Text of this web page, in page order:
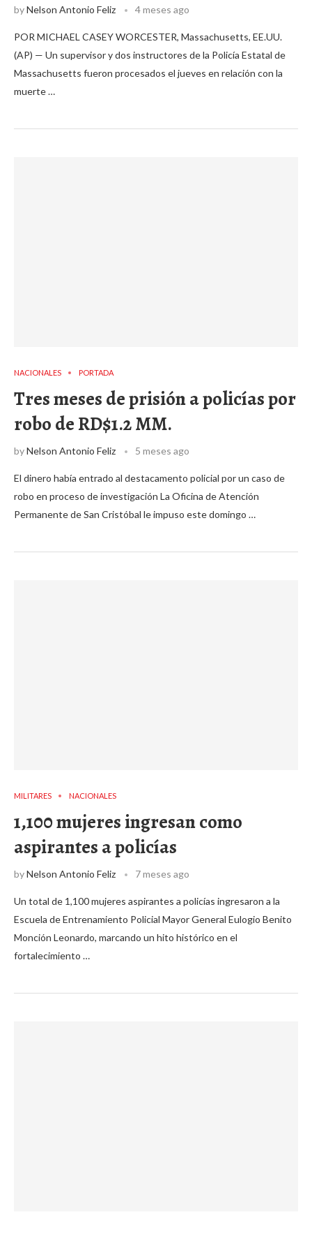
byNelson Antonio Feliz 4 meses ago
POR MICHAEL CASEY WORCESTER, Massachusetts, EE.UU.
(AP) — Un supervisor y dos instructores de la Policía Estatal de
Massachusetts fueron procesados el jueves en relación con la
muerte …
NACIONALES PORTADA
Tres meses de prisión a policías por
robo de RD$1.2 MM.
byNelson Antonio Feliz 5 meses ago
El dinero había entrado al destacamento policial por un caso de
robo en proceso de investigación La Oficina de Atención
Permanente de San Cristóbal le impuso este domingo …
MILITARES NACIONALES
1,100 mujeres ingresan como
aspirantes a policías
byNelson Antonio Feliz 7 meses ago
Un total de 1,100 mujeres aspirantes a policías ingresaron a la
Escuela de Entrenamiento Policial Mayor General Eulogio Benito
Monción Leonardo, marcando un hito histórico en el
fortalecimiento …